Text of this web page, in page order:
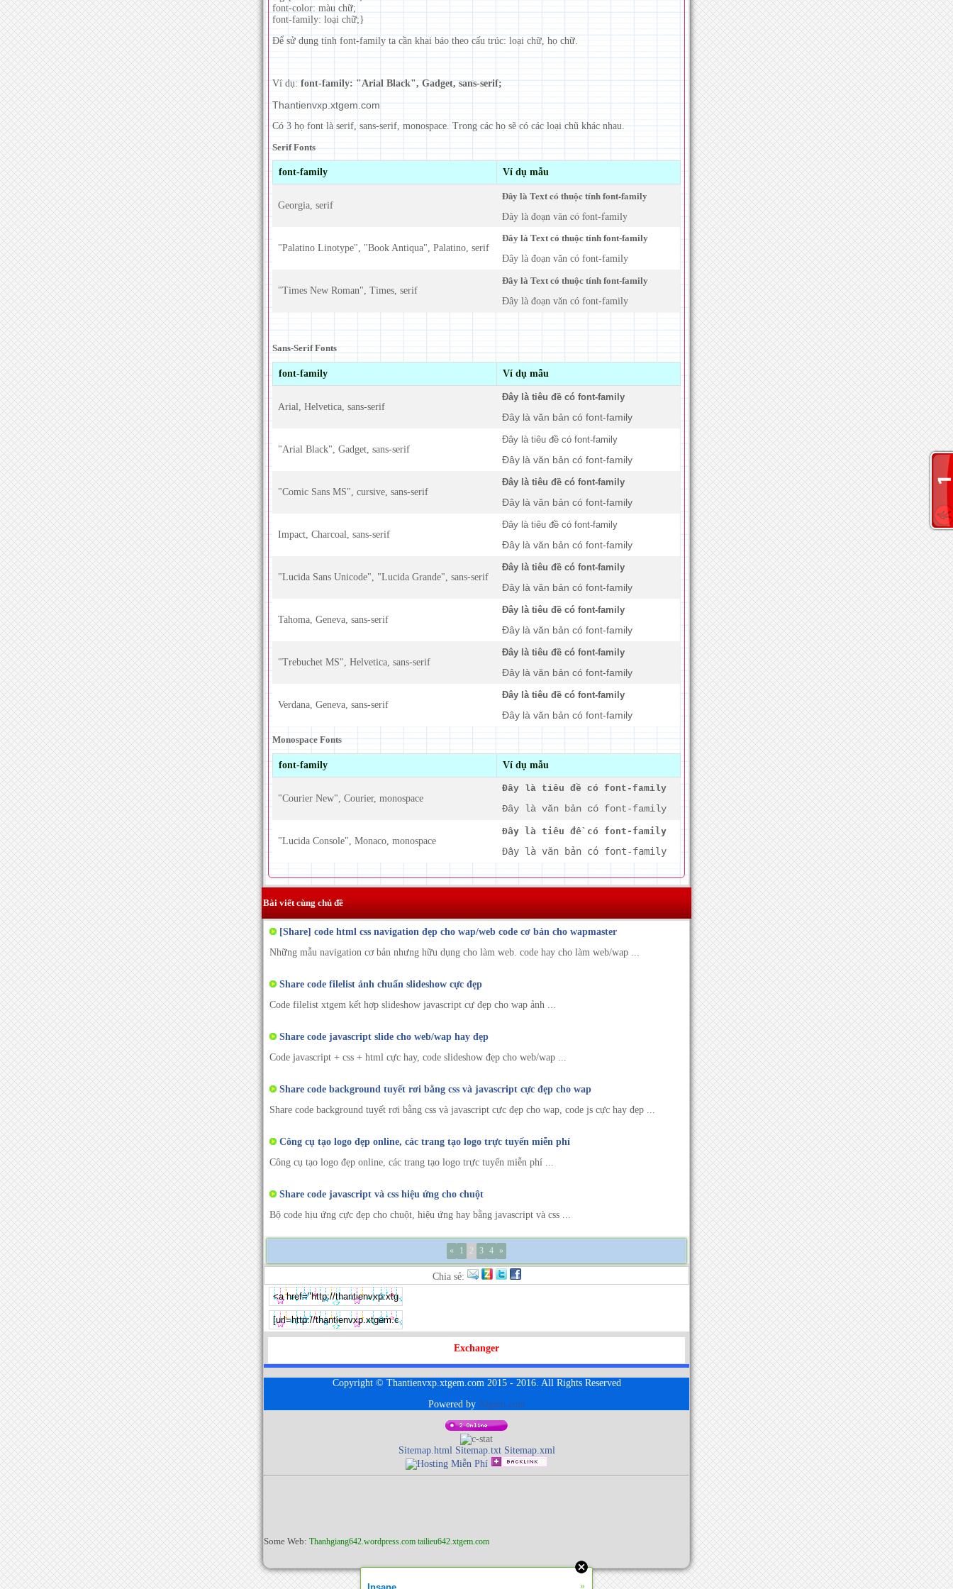
font-color: màu chữ;
font-family: loại chữ;}
Để sử dụng tính font-family ta cần khai báo theo cấu trúc: loại chữ, họ chữ.
Ví dụ: font-family: "Arial Black", Gadget, sans-serif;
Thantienvxp.xtgem.com
Có 3 họ font là serif, sans-serif, monospace. Trong các họ sẽ có các loại chũ khác nhau.
Serif Fonts
font-family Ví dụ mẫu
Georgia, serif
Đây là Text có thuộc tính font-family
Đây là đoạn văn có font-family
"Palatino Linotype", "Book Antiqua", Palatino, serif
Đây là Text có thuộc tính font-family
Đây là đoạn văn có font-family
"Times New Roman", Times, serif
Đây là Text có thuộc tính font-family
Đây là đoạn văn có font-family
Sans-Serif Fonts
font-family Ví dụ mẫu
Arial, Helvetica, sans-serif
Đây là tiêu đề có font-family
Đây là văn bản có font-family
"Arial Black", Gadget, sans-serif
Đây là tiêu đề có font-family
Đây là văn bản có font-family
"Comic Sans MS", cursive, sans-serif
Đây là tiêu đề có font-family
Đây là văn bản có font-family
Impact, Charcoal, sans-serif
Đây là tiêu đề có font-family
Đây là văn bản có font-family
"Lucida Sans Unicode", "Lucida Grande", sans-serif
Đây là tiêu đề có font-family
Đây là văn bản có font-family
Tahoma, Geneva, sans-serif
Đây là tiêu đề có font-family
Đây là văn bản có font-family
"Trebuchet MS", Helvetica, sans-serif
Đây là tiêu đề có font-family
Đây là văn bản có font-family
Verdana, Geneva, sans-serif
Đây là tiêu đề có font-family
Đây là văn bản có font-family
Monospace Fonts
font-family Ví dụ mẫu
"Courier New", Courier, monospace
Đây là tiêu đề có font-family
Đây là văn bản có font-family
"Lucida Console", Monaco, monospace
Đây là tiêu đề có font-family
Đây là văn bản có font-family
Bài viết cùng chủ đề
[Share] code html css navigation đẹp cho wap/web code cơ bản cho wapmaster
Những mẫu navigation cơ bản nhưng hữu dụng cho làm web. code hay cho làm web/wap ...
Share code filelist ảnh chuẩn slideshow cực đẹp
Code filelist xtgem kết hợp slideshow javascript cự đẹp cho wap ảnh ...
Share code javascript slide cho web/wap hay đẹp
Code javascript + css + html cực hay, code slideshow đẹp cho web/wap ...
Share code background tuyết rơi bằng css và javascript cực đẹp cho wap
Share code background tuyết rơi bằng css và javascript cực đẹp cho wap, code js cực hay đẹp ...
Công cụ tạo logo đẹp online, các trang tạo logo trực tuyến miễn phí
Công cụ tạo logo đẹp online, các trang tạo logo trực tuyến miễn phí ...
Share code javascript và css hiệu ứng cho chuột
Bộ code hịu ứng cực đẹp cho chuột, hiệu ứng hay bằng javascript và css ...
« 1 2 3 4 »
Chia sẻ:
Exchanger
Copyright © Thantienvxp.xtgem.com 2015 - 2016. All Rights Reserved
Powered by Xtgem.com
Sitemap.html Sitemap.txt Sitemap.xml
Some Web: Thanhgiang642.wordpress.com tailieu642.xtgem.com
»